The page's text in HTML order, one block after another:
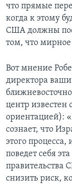
что прямые
когда к этому
США должны
том, что мирное
Вот мнение
директора
центр известен
ориентацией):
сознает, что
этого процесса,
поведет себя
правительства
снизить риск,